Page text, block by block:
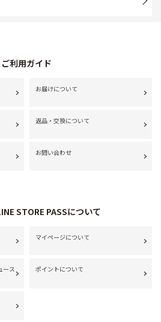
ご利用ガイド
お届けについて
返品・交換について
お問い合わせ
STORE PASSについて
マイページについて
ース
ポイントについて